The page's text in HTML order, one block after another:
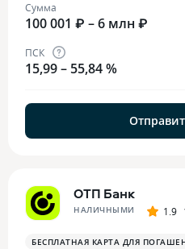
Сумма
100 001 ₽ – 6 млн ₽
ПСК
15,99 – 55,84 %
ОТП Банк
НАЛИЧНЫМИ 1.9
БЕСПЛАТНАЯ КАРТА ДЛЯ